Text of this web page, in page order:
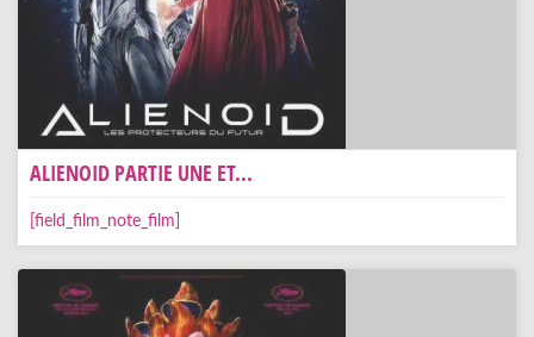
ALIENOID PARTIE UNE ET...
[field_film_note_film]